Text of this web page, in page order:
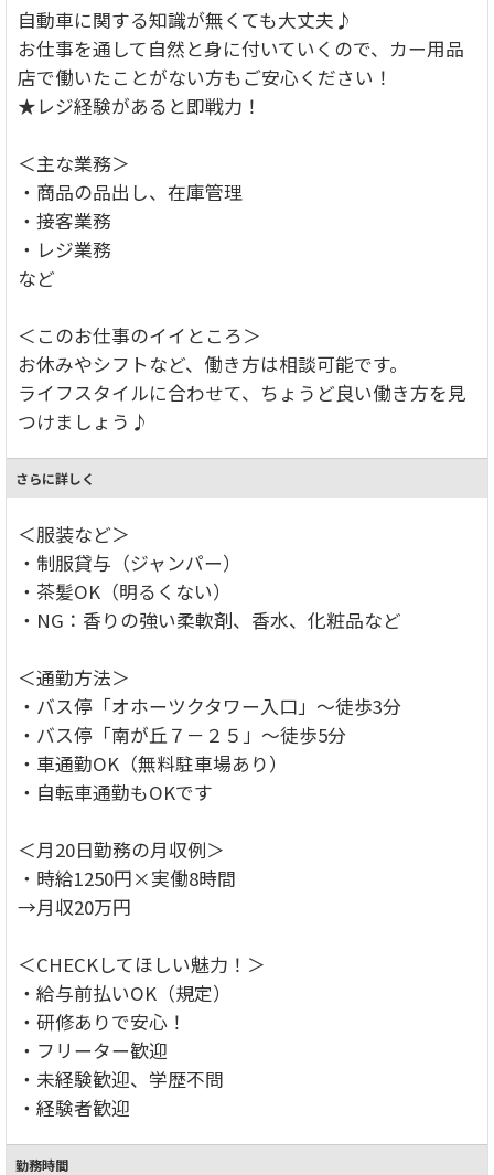
自動車に関する知識が無くても大丈夫♪
お仕事を通して自然と身に付いていくので、カー用品
店で働いたことがない方もご安心ください！
★レジ経験があると即戦力！
＜主な業務＞
・商品の品出し、在庫管理
・接客業務
・レジ業務
など
＜このお仕事のイイところ＞
お休みやシフトなど、働き方は相談可能です。
ライフスタイルに合わせて、ちょうど良い働き方を見
つけましょう♪
さらに詳しく
＜服装など＞
・制服貸与（ジャンパー）
・茶髪OK（明るくない）
・NG：香りの強い柔軟剤、香水、化粧品など
＜通勤方法＞
・バス停「オホーツクタワー入口」～徒歩3分
・バス停「南が丘７－２５」～徒歩5分
・車通勤OK（無料駐車場あり）
・自転車通勤もOKです
＜月20日勤務の月収例＞
・時給1250円×実働8時間
→月収20万円
＜CHECKしてほしい魅力！＞
・給与前払いOK（規定）
・研修ありで安心！
・フリーター歓迎
・未経験歓迎、学歴不問
・経験者歓迎
勤務時間